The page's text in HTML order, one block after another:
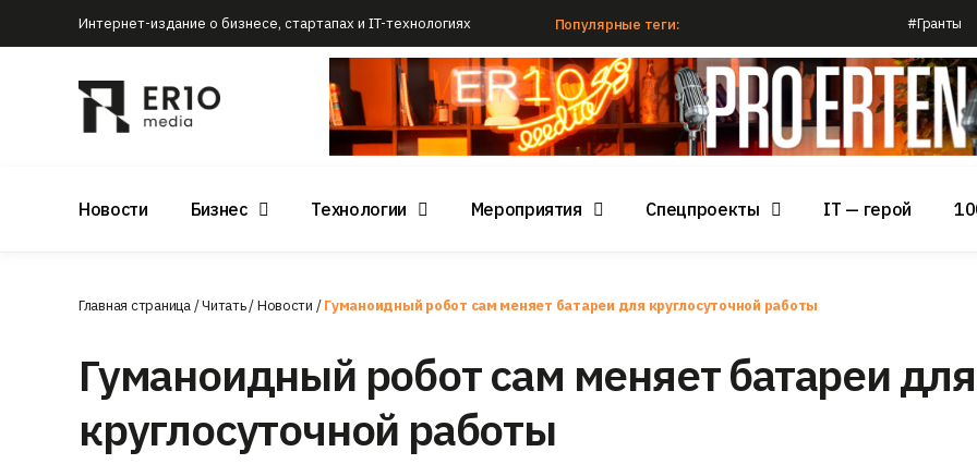
Интернет-издание о бизнесе, стартапах и IT-технологиях Популярные теги: #Гранты
Новости Бизнес Технологии Мероприятия Спецпроекты IT — герой
Главная страница/Читать/Новости /Гуманоидный робот сам меняет батареи для круглосуточной работы
Гуманоидный робот сам меняет батареи для
круглосуточной работы